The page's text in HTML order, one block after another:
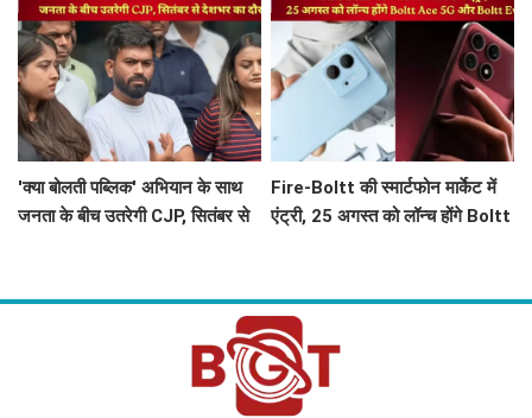
'क्या बोलती पब्लिक' अभियान के साथ
जनता के बीच उतरेगी CJP, सितंबर से
Fire-Boltt की स्मार्टफोन मार्केट में
एंट्री, 25 अगस्त को लॉन्च होंगे Boltt